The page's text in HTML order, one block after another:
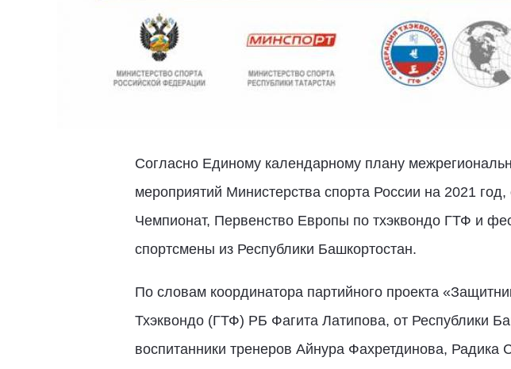
Согласно Единому календарному плану
мероприятий Министерства спорта России на 2021
Чемпионат, Первенство Европы по тхэквондо ГТФ и
спортсмены из Республики Башкортостан.
По словам координатора партийного проекта
Тхэквондо (ГТФ) РБ Фагита Латипова, от Республики
воспитанники тренеров Айнура Фахретдинова,